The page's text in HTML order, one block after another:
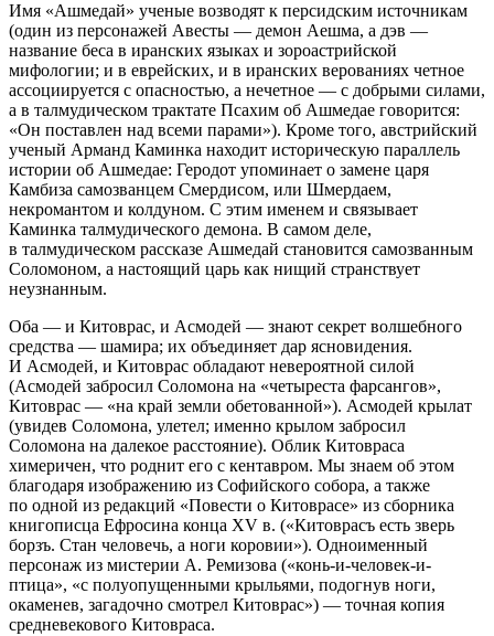
Имя «Ашмедай» ученые возводят к персидским источникам
(один из персонажей Авесты — демон Аешма, а дэв —
название беса в иранских языках и зороастрийской
мифологии; и в еврейских, и в иранских верованиях четное
ассоциируется с опасностью, а нечетное — с добрыми силами,
а в талмудическом трактате Псахим об Ашмедае говорится:
«Он поставлен над всеми парами»). Кроме того, австрийский
ученый Арманд Каминка находит историческую параллель
истории об Ашмедае: Геродот упоминает о замене царя
Камбиза самозванцем Смердисом, или Шмердаем,
некромантом и колдуном. С этим именем и связывает
Каминка талмудического демона. В самом деле,
в талмудическом рассказе Ашмедай становится самозванным
Соломоном, а настоящий царь как нищий странствует
неузнанным.
Оба — и Китоврас, и Асмодей — знают секрет волшебного
средства — шамира; их объединяет дар ясновидения.
И Асмодей, и Китоврас обладают невероятной силой
(Асмодей забросил Соломона на «четыреста фарсангов»,
Китоврас — «на край земли обетованной»). Асмодей крылат
(увидев Соломона, улетел; именно крылом забросил
Соломона на далекое расстояние). Облик Китовраса
химеричен, что роднит его с кентавром. Мы знаем об этом
благодаря изображению из Софийского собора, а также
по одной из редакций «Повести о Китоврасе» из сборника
книгописца Ефросина конца XV в. («Китоврасъ есть зверь
борзъ. Стан человечь, а ноги коровии»). Одноименный
персонаж из мистерии А. Ремизова («конь-и-человек-и-
птица», «с полуопущенными крыльями, подогнув ноги,
окаменев, загадочно смотрел Китоврас») — точная копия
средневекового Китовраса.